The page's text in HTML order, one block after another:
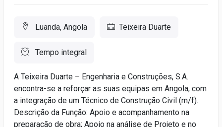
Luanda, Angola Teixeira Duarte
Tempo integral
A Teixeira Duarte – Engenharia e Construções, S.A.
encontra-se a reforçar as suas equipas em Angola, com
a integração de um Técnico de Construção Civil (m/f).
Descrição da Função: Apoio e acompanhamento na
preparação de obra; Apoio na análise de Projeto e no